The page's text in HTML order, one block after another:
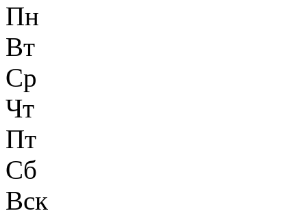
Пн
Вт
Ср
Чт
Пт
Сб
Вск